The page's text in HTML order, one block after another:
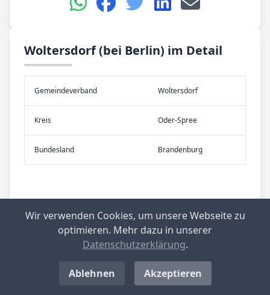
Woltersdorf (bei Berlin) im Detail
Gemeinde­verband Woltersdorf
Kreis Oder-Spree
Bundes­land Brandenburg
Wir verwenden Cookies, um unsere Webseite zu
optimieren. Mehr dazu in unserer
Datenschutzerklärung.
Ablehnen Akzeptieren